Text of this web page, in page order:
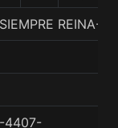
REINA-
-4407-